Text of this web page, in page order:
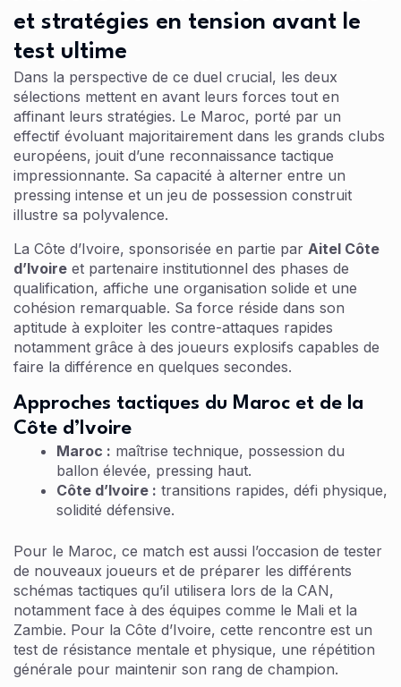
et stratégies en tension avant le
test ultime
Dans la perspective de ce duel crucial, les deux
sélections mettent en avant leurs forces tout en
affinant leurs stratégies. Le Maroc, porté par un
effectif évoluant majoritairement dans les grands clubs
européens, jouit d’une reconnaissance tactique
impressionnante. Sa capacité à alterner entre un
pressing intense et un jeu de possession construit
illustre sa polyvalence.
La Côte d’Ivoire, sponsorisée en partie par Aitel Côte
d’Ivoire et partenaire institutionnel des phases de
qualification, affiche une organisation solide et une
cohésion remarquable. Sa force réside dans son
aptitude à exploiter les contre-attaques rapides
notamment grâce à des joueurs explosifs capables de
faire la différence en quelques secondes.
Approches tactiques du Maroc et de la
Côte d’Ivoire
Maroc : maîtrise technique, possession du
ballon élevée, pressing haut.
Côte d’Ivoire : transitions rapides, défi physique,
solidité défensive.
Pour le Maroc, ce match est aussi l’occasion de tester
de nouveaux joueurs et de préparer les différents
schémas tactiques qu’il utilisera lors de la CAN,
notamment face à des équipes comme le Mali et la
Zambie. Pour la Côte d’Ivoire, cette rencontre est un
test de résistance mentale et physique, une répétition
générale pour maintenir son rang de champion.